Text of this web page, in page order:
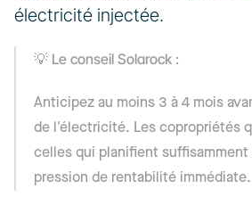
électricité injectée.
💡 Le conseil Solarock :
Anticipez au moins 3 à 4 mois
de l'électricité. Les copropriétés
celles qui planifient suffisamment
pression de rentabilité immédiate.